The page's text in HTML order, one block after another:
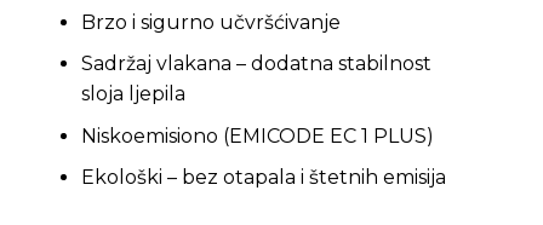
Brzo i sigurno učvršćivanje
Sadržaj vlakana – dodatna stabilnost
sloja ljepila
Niskoemisiono (EMICODE EC 1 PLUS)
Ekološki – bez otapala i štetnih emisija